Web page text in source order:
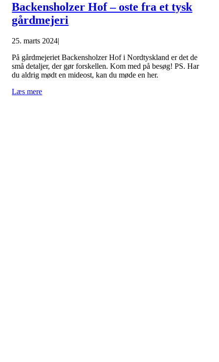
Backensholzer Hof – oste fra et tysk
gårdmejeri
25. marts 2024|
På gårdmejeriet Backensholzer Hof i Nordtyskland er det de
små detaljer, der gør forskellen. Kom med på besøg! PS. Har
du aldrig mødt en mideost, kan du møde en her.
Læs mere